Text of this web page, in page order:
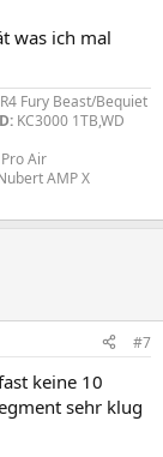
was ich mal
Fury Beast/Bequiet
KC3000 1TB,WD
Air
AMP X
#7
keine 10
sehr klug